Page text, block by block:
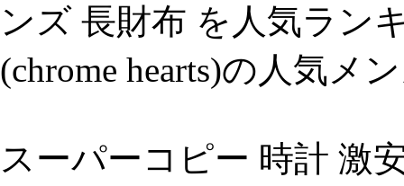
ンズ 長財布 を人気ラン
(chrome hearts)の人気メ
スーパーコピー 時計 激